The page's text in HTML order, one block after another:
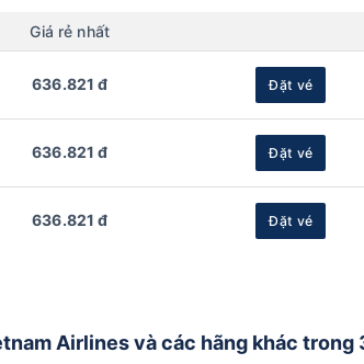
Giá rẻ nhất
636.821 đ Đặt vé
636.821 đ Đặt vé
636.821 đ Đặt vé
Airlines và các hãng khác trong